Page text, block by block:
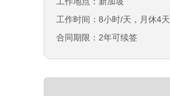
工作时间：8小时/天，月休4天
合同期限：2年可续签